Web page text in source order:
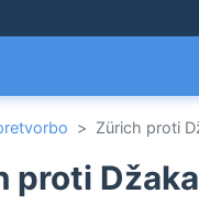
> Zürich proti
proti